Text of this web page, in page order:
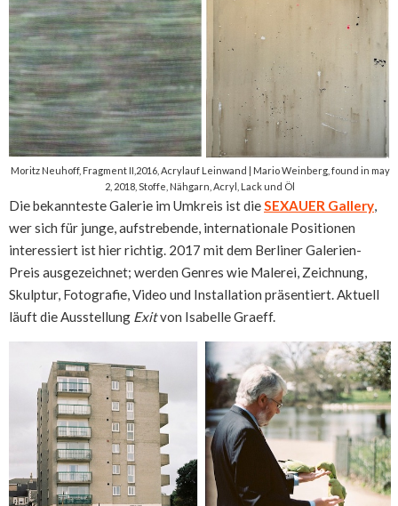
Moritz Neuhoff, Fragment II,2016, Acrylauf Leinwand | Mario Weinberg, found in may
2, 2018, Stoffe, Nähgarn, Acryl, Lack und Öl
Die bekannteste Galerie im Umkreis ist dieSEXAUER Gallery,
wer sich für junge, aufstrebende, internationale Positionen
interessiert ist hier richtig. 2017 mit dem Berliner Galerien-
Preis ausgezeichnet; werden Genres wie Malerei, Zeichnung,
Skulptur, Fotografie, Video und Installation präsentiert. Aktuell
läuft die Ausstellung Exitvon Isabelle Graeff.